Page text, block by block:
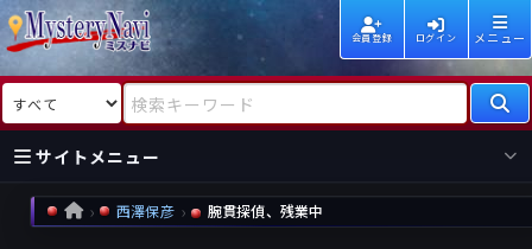
会員登録 ログイン メニュー
検索対象 検索キーワード
サイトメニュー
国内
海外
新着
HOME 西澤保彦 腕貫探偵、残業中